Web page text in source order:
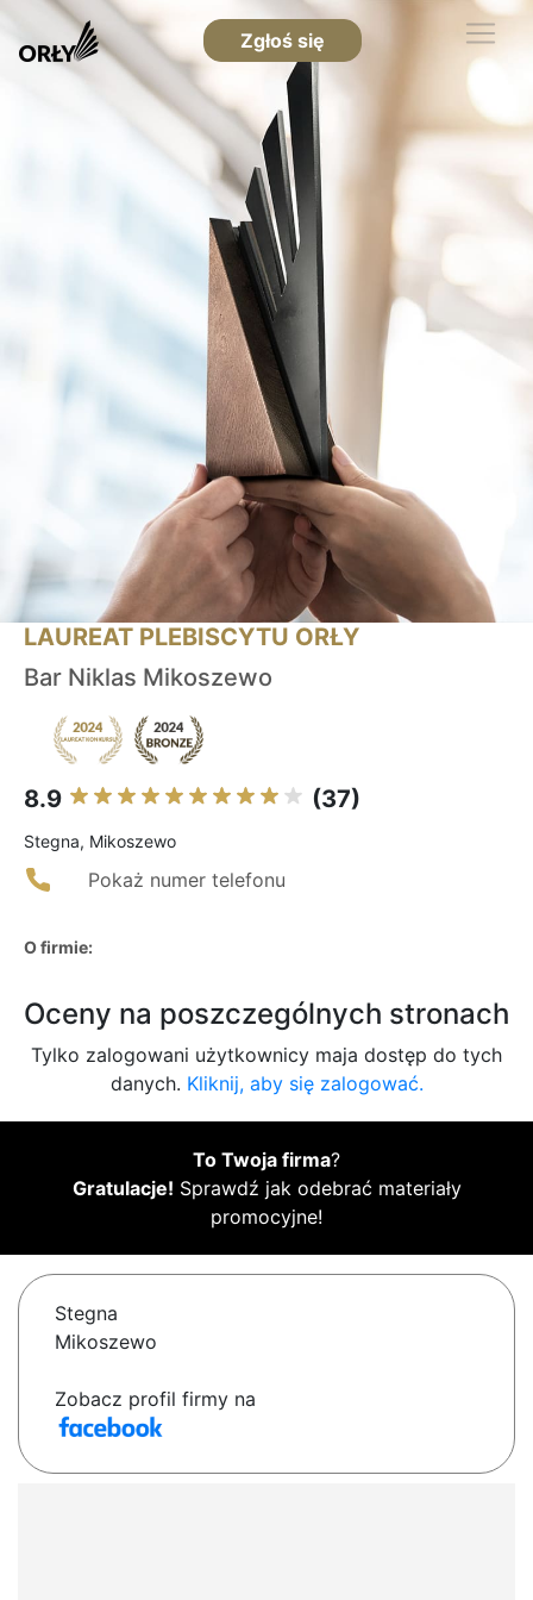
Zgłoś się
LAUREAT PLEBISCYTU ORŁY
Bar Niklas Mikoszewo
8.9 (37)
Stegna, Mikoszewo
Pokaż numer telefonu
O firmie:
Oceny na poszczególnych stronach
Tylko zalogowani użytkownicy maja dostęp do tych
danych. Kliknij, aby się zalogować.
To Twoja firma?
Gratulacje! Sprawdź jak odebrać materiały
promocyjne!
Stegna
Mikoszewo
Zobacz profil firmy na